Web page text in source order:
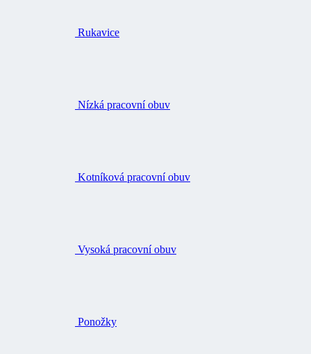
Rukavice
Nízká pracovní obuv
Kotníková pracovní obuv
Vysoká pracovní obuv
Ponožky